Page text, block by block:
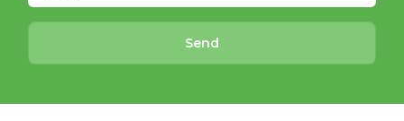
Send